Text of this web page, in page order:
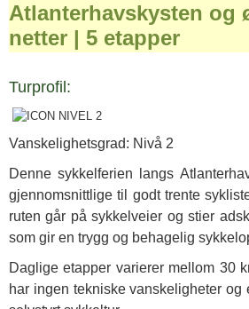
Atlanterhavskysten og
netter | 5 etapper
Turprofil:
Vanskelighetsgrad: Nivå 2
Denne sykkelferien langs
gjennomsnittlige til godt trente
ruten går på sykkelveier og stier
som gir en trygg og behagelig
Daglige etapper varierer mellom 30
har ingen tekniske vanskeligheter og